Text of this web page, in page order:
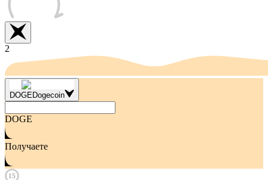
2
DOGEDogecoin
DOGE
Получаете
15